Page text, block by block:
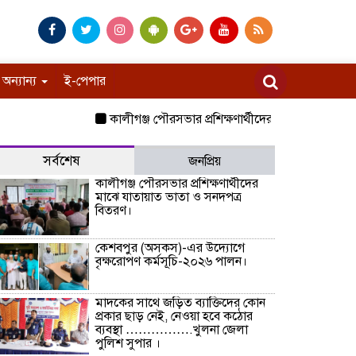
অন্যান্য ই-পেপার
কালীগঞ্জ পৌরসভার প্রশিক্ষণার্থীদের মাঝে যাতায়াত
সর্বশেষ
জনপ্রিয়
কালীগঞ্জ পৌরসভার প্রশিক্ষণার্থীদের
মাঝে যাতায়াত ভাতা ও সনদপত্র
বিতরণ।
কেশবপুর (অসকস)-এর উদ্যোগে
বৃক্ষরোপণ কর্মসূচি-২০২৬ পালন।
মাদকের সাথে জড়িত ব্যাক্তিদের কোন
প্রকার ছাড় নেই, নেওয়া হবে কঠোর
ব্যবস্থা …………….খুলনা জেলা
পুলিশ সুপার ।